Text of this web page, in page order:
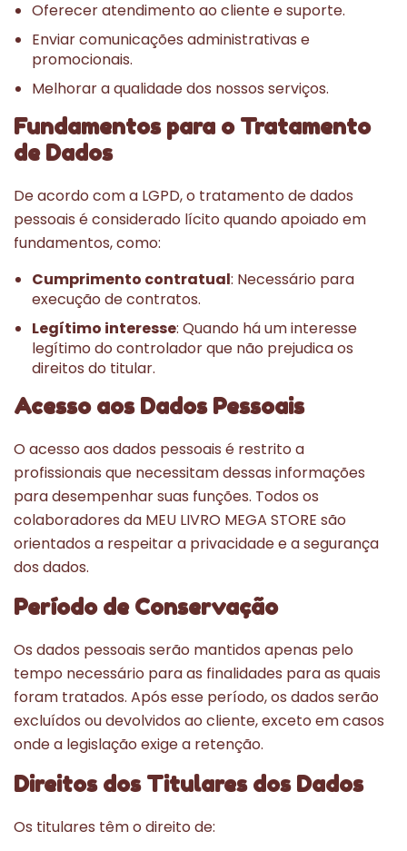
Oferecer atendimento ao cliente e suporte.
Enviar comunicações administrativas e
promocionais.
Melhorar a qualidade dos nossos serviços.
Fundamentos para o Tratamento
de Dados
De acordo com a LGPD, o tratamento de dados
pessoais é considerado lícito quando apoiado em
fundamentos, como:
Cumprimento contratual: Necessário para
execução de contratos.
Legítimo interesse: Quando há um interesse
legítimo do controlador que não prejudica os
direitos do titular.
Acesso aos Dados Pessoais
O acesso aos dados pessoais é restrito a
profissionais que necessitam dessas informações
para desempenhar suas funções. Todos os
colaboradores da MEU LIVRO MEGA STORE são
orientados a respeitar a privacidade e a segurança
dos dados.
Período de Conservação
Os dados pessoais serão mantidos apenas pelo
tempo necessário para as finalidades para as quais
foram tratados. Após esse período, os dados serão
excluídos ou devolvidos ao cliente, exceto em casos
onde a legislação exige a retenção.
Direitos dos Titulares dos Dados
Os titulares têm o direito de: